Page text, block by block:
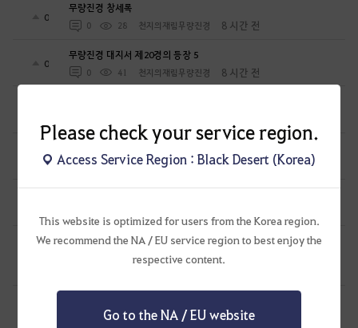
Please check your service region.
Access Service Region : Black Desert (Korea)
This website is optimized for users from the Korea region.
We recommend the NA / EU service region to best enjoy the
respective content.
Go to the NA / EU website
0
무량진경 창세록
0 28 천지의재림무량진경 8 시간 전
0
무량진경 대지서 제20경의 등장 5
0 41 천지의재림무량진경 8 시간 전
0
무량진경 대지서 제20경의 등장 4
0 33 천지의재림무량진경 1 일 전
길드 명성 이상이 없다고 GM이 글남겨서 사진찍어 제출합니다
46 천지의재림무량진경 1 일 전